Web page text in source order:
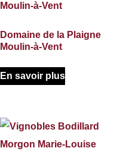
Domaine de la Plaigne
Moulin-à-Vent
En savoir plus